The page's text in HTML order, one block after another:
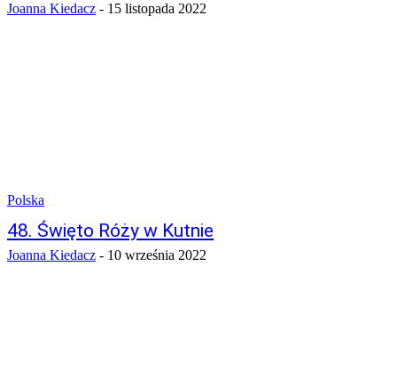
Joanna Kiedacz - 15 listopada 2022
Polska
48. Święto Róży w Kutnie
Joanna Kiedacz - 10 września 2022